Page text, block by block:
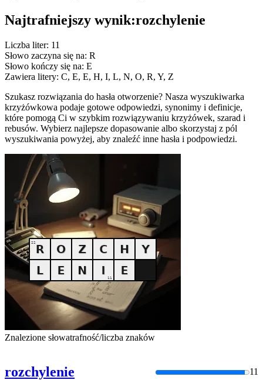
Najtrafniejszy wynik:rozchylenie
Liczba liter: 11
Słowo zaczyna się na: R
Słowo kończy się na: E
Zawiera litery: C, E, E, H, I, L, N, O, R, Y, Z
Szukasz rozwiązania do hasła otworzenie? Nasza wyszukiwarka
krzyżówkowa podaje gotowe odpowiedzi, synonimy i definicje,
które pomogą Ci w szybkim rozwiązywaniu krzyżówek, szarad i
rebusów. Wybierz najlepsze dopasowanie albo skorzystaj z pól
wyszukiwania powyżej, aby znaleźć inne hasła i podpowiedzi.
Znalezione słowatrafność/liczba znaków
rozchylenie 11